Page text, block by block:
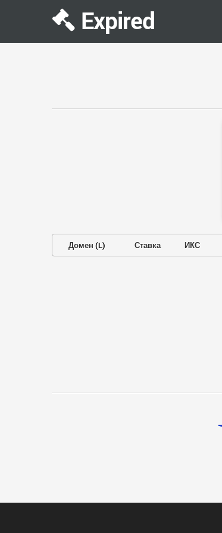
Expired
Домен (L) Ставка ИКС